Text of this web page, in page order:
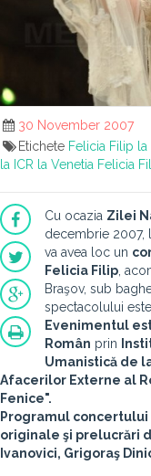
30 November 2007
Etichete Felicia Filip la
la ICR la Venetia Felicia
Cu ocazia Zilei
decembrie 2007,
va avea loc un
Felicia Filip ,
Braşov, sub
spectacolului
Evenimentul
Român prin
Umanistică de
Afacerilor Externe al
Fenice".
Programul
originale şi prelucrări
Ivanovici, Grigoraş